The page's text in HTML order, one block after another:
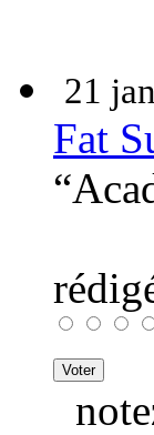
21
Fat